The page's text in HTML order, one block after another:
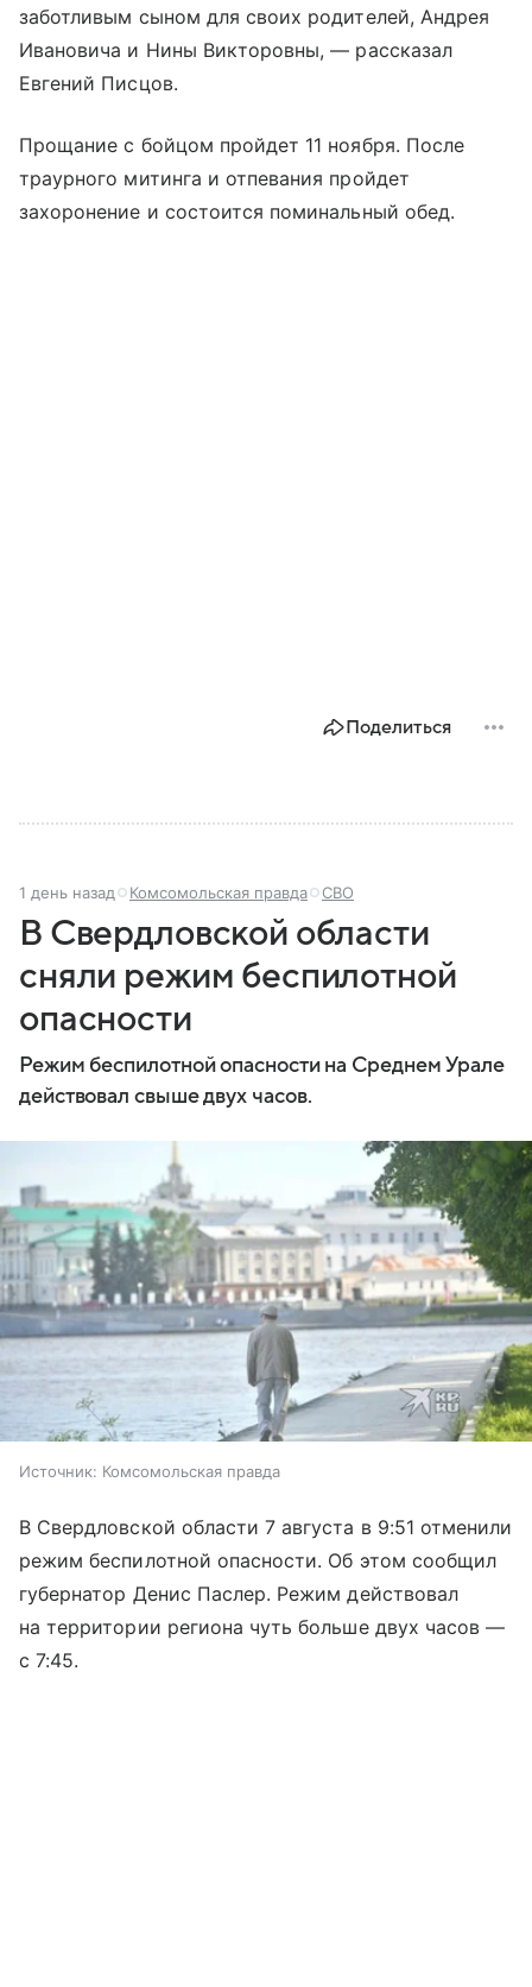
заботливым сыном для своих родителей, Андрея
Ивановича и Нины Викторовны, — рассказал
Евгений Писцов.
Прощание с бойцом пройдет 11 ноября. После
траурного митинга и отпевания пройдет
захоронение и состоится поминальный обед.
Поделиться
1 день назад Комсомольская правда СВО
В Свердловской области
сняли режим беспилотной
опасности
Режим беспилотной опасности на Среднем Урале
действовал свыше двух часов.
Источник: Комсомольская правда
В Свердловской области 7 августа в 9:51 отменили
режим беспилотной опасности. Об этом сообщил
губернатор Денис Паслер. Режим действовал
на территории региона чуть больше двух часов —
с 7:45.